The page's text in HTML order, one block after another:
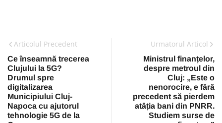
Articolul Precedent
Ce înseamnă trecerea
Clujului la 5G?
Drumul spre
digitalizarea
Municipiului Cluj-
Napoca cu ajutorul
tehnologie 5G de la
Urmatorul Articol
Ministrul finanțelor,
despre metroul din
Cluj: „Este o
nenorocire, e fără
precedent să pierdem
atâția bani din PNRR.
Studiem surse de